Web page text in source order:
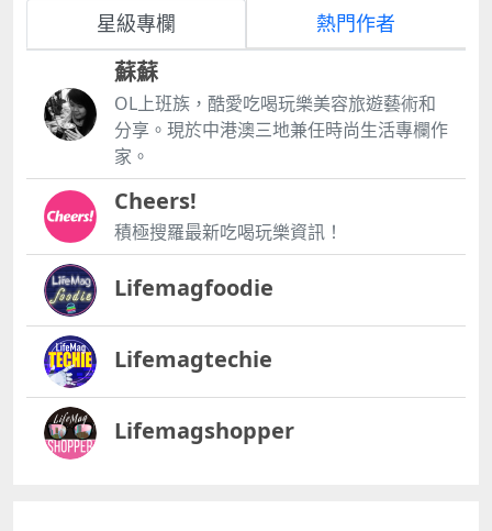
星級專欄 熱門作者
蘇蘇
OL上班族，酷愛吃喝玩樂美容旅遊藝術和
分享。現於中港澳三地兼任時尚生活專欄作
家。
Cheers!
積極搜羅最新吃喝玩樂資訊！
Lifemagfoodie
Lifemagtechie
Lifemagshopper